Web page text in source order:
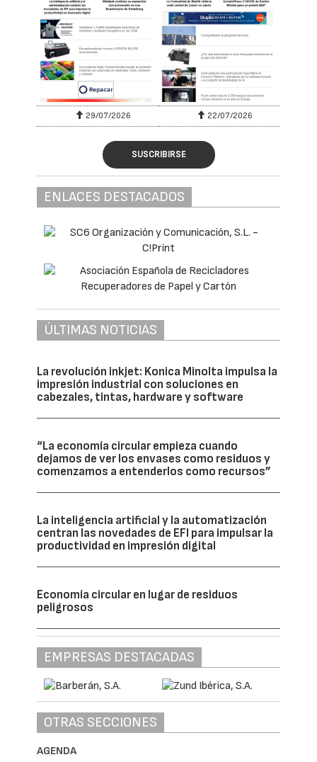
29/07/2026 22/07/2026
SUSCRIBIRSE
ENLACES DESTACADOS
ÚLTIMAS NOTICIAS
La revolución inkjet: Konica Minolta impulsa la
impresión industrial con soluciones en
cabezales, tintas, hardware y software
“La economía circular empieza cuando
dejamos de ver los envases como residuos y
comenzamos a entenderlos como recursos”
La inteligencia artificial y la automatización
centran las novedades de EFI para impulsar la
productividad en impresión digital
Economía circular en lugar de residuos
peligrosos
EMPRESAS DESTACADAS
OTRAS SECCIONES
AGENDA